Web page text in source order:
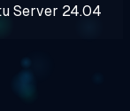
Server 24.04